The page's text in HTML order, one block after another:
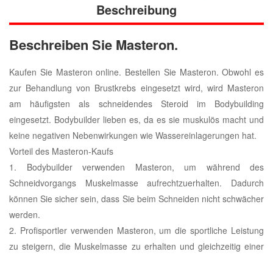
Beschreibung
Beschreiben Sie Masteron.
Kaufen Sie Masteron online. Bestellen Sie Masteron. Obwohl es
zur Behandlung von Brustkrebs eingesetzt wird, wird Masteron
am häufigsten als schneidendes Steroid im Bodybuilding
eingesetzt. Bodybuilder lieben es, da es sie muskulös macht und
keine negativen Nebenwirkungen wie Wassereinlagerungen hat.
Vorteil des Masteron-Kaufs
1. Bodybuilder verwenden Masteron, um während des
Schneidvorgangs Muskelmasse aufrechtzuerhalten. Dadurch
können Sie sicher sein, dass Sie beim Schneiden nicht schwächer
werden.
2. Profisportler verwenden Masteron, um die sportliche Leistung
zu steigern, die Muskelmasse zu erhalten und gleichzeitig einer